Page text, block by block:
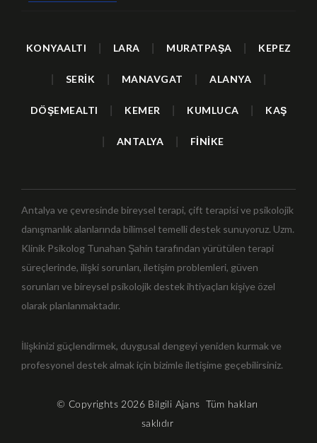
KONYAALTI LARA MURATPAŞA KEPEZ
SERİK MANAVGAT ALANYA
DÖŞEMEALTI KEMER KUMLUCA KAŞ
ANTALYA FİNİKE
Antalya ve çevresinde bireysel terapi, çift terapisi ve psikolojik
danışmanlık alanlarında bilimsel temelli destek sunuyoruz. Uzm.
Klinik Psikolog Tunahan Şahin tarafından yürütülen terapi
süreçlerinde, ilişki sorunları, iletişim problemleri, güven
sorunları ve bireysel psikolojik destek ihtiyaçları kişiye özel
olarak planlanmaktadır.
İlişkinizi güçlendirmek, duygusal dengeyi yeniden kurmak ve
profesyonel destek almak için bizimle iletişime geçebilirsiniz.
© Copyrights 2026 Bilgili Ajans Tüm hakları
saklıdır